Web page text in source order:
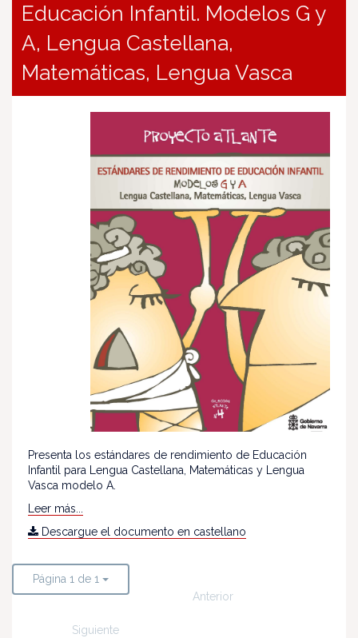
Educación Infantil. Modelos G y
A, Lengua Castellana,
Matemáticas, Lengua Vasca
Presenta los estándares de rendimiento de Educación
Infantil para Lengua Castellana, Matemáticas y Lengua
Vasca modelo A.
Leer más...
Descargue el documento en castellano
Página 1 de 1
Anterior
Siguiente